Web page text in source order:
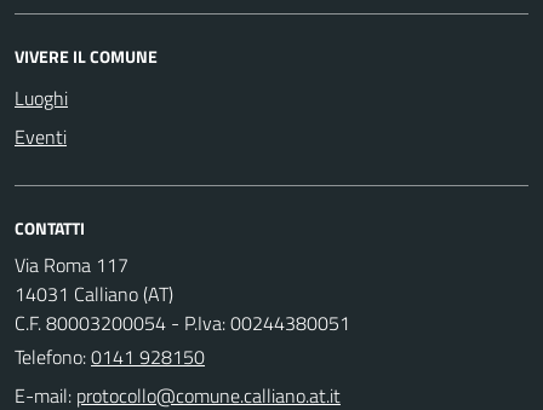
VIVERE IL COMUNE
Luoghi
Eventi
CONTATTI
Via Roma 117
14031 Calliano (AT)
C.F. 80003200054 - P.Iva: 00244380051
Telefono:0141 928150
E-mail: